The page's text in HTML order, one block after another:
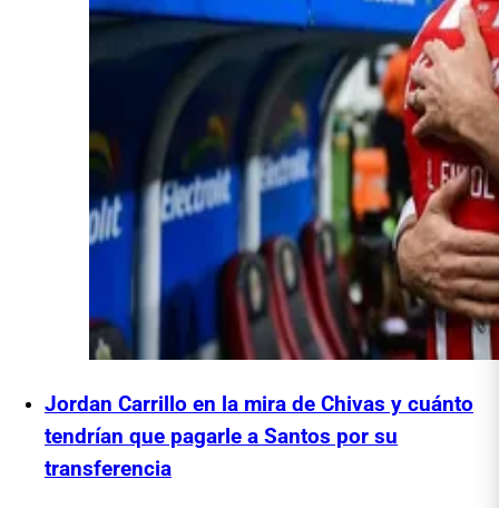
Jordan Carrillo en la mira de Chivas y cuánto
tendrían que pagarle a Santos por su
transferencia